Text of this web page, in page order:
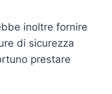
inoltre fornire
di sicurezza
prestare